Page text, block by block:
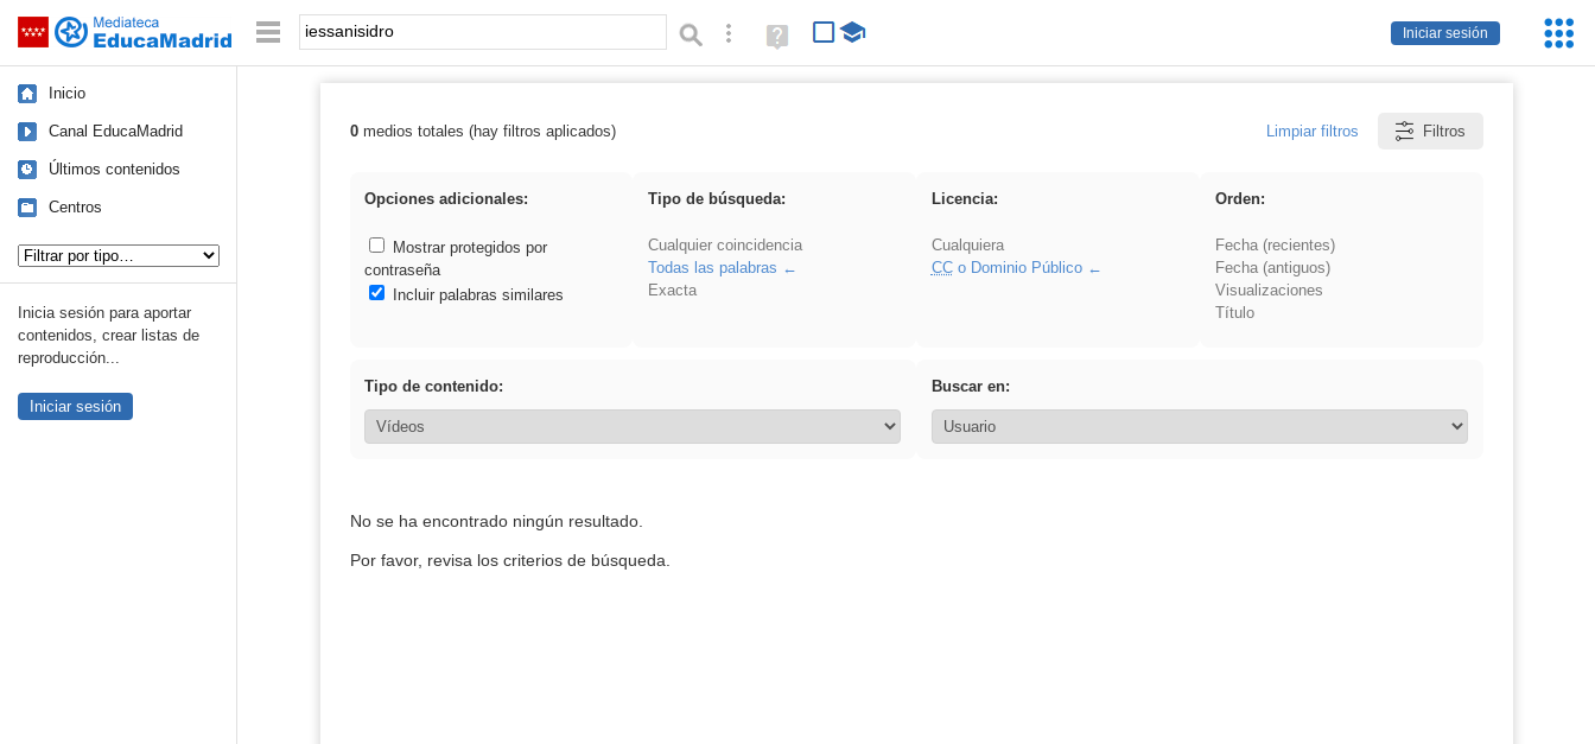
Saltar navegación
Iniciar sesión
Palabra o frase: Búsqueda avanzada
Ayuda
(en
Inicio
Canal EducaMadrid
Últimos contenidos
Centros
Inicia sesión para aportar
contenidos, crear listas de
reproducción...
Iniciar sesión
Resultados de: iessanisidro
0medios totales (hay filtros aplicados) Limpiar filtros Filtros
Opciones adicionales:
Mostrar protegidos por
contraseña
Incluir palabras similares
Tipo de búsqueda:
Cualquier coincidencia
Todas las palabras
Exacta
Licencia:
Cualquiera
CCo Dominio Público
Orden:
Fecha (recientes)
Fecha (antiguos)
Visualizaciones
Título
Tipo de contenido: Buscar en:
No se ha encontrado ningún resultado.
Por favor, revisa los criterios de búsqueda.